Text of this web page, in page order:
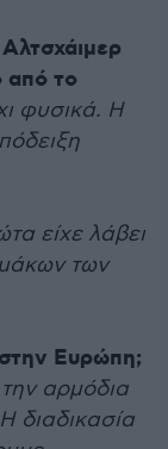
από το
φυσικά. Η
είχε λάβει
των
Ευρώπη;
αρμόδια
διαδικασία